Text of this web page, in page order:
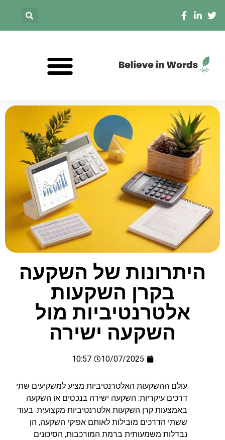
היתרונות של השקעה
בקרן השקעות
אלטרנטיביות מול
השקעה ישירה
10/07/2025
10:57
עולם ההשקעות האלטרנטיביות מציע למשקיעים שתי
דרכים עיקריות: השקעה ישירה בנכסים או השקעה
באמצעות קרן השקעות אלטרנטיביות מקצועית. בעוד
ששתי הדרכים מובילות לאותם אפיקי השקעה, הן
נבדלות משמעותית ברמת המורכבות, הסיכונים